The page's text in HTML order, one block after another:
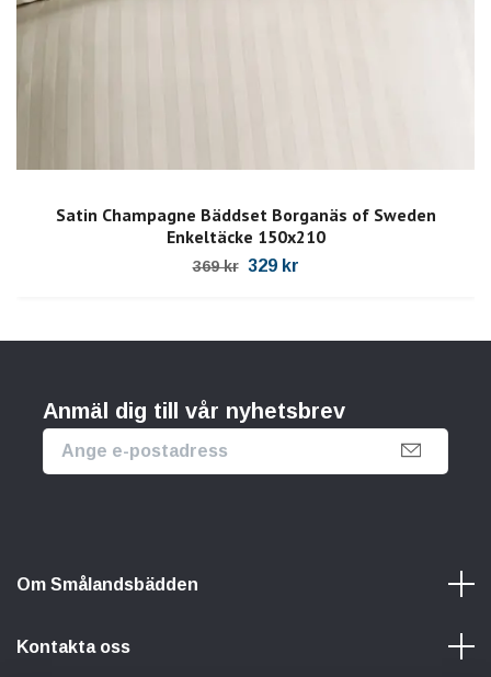
Satin Champagne Bäddset Borganäs of Sweden
Enkeltäcke 150x210
369 kr 329 kr
Anmäl dig till vår nyhetsbrev
Om Smålandsbädden
Kontakta oss